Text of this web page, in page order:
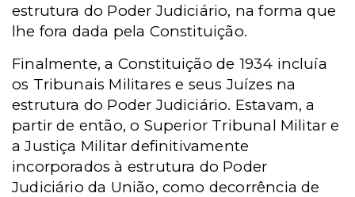
estrutura do Poder Judiciário, na forma que
lhe fora dada pela Constituição.
Finalmente, a Constituição de 1934 incluía
os Tribunais Militares e seus Juízes na
estrutura do Poder Judiciário. Estavam, a
partir de então, o Superior Tribunal Militar e
a Justiça Militar definitivamente
incorporados à estrutura do Poder
Judiciário da União, como decorrência de